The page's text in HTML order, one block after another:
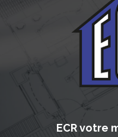
ECR votre